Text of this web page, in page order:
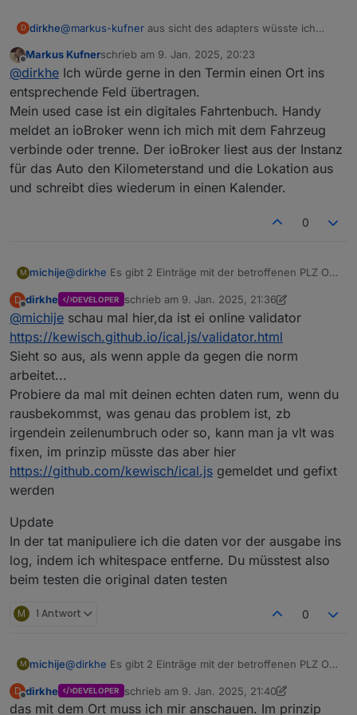
UID:86314248-827C-4045-9D99-A310BFCA0611
\n[PLZ] [ORT]\nDeutschland";X-APPLE-
X-APPLE-RADIUS=0;X-APPLE-
[PLZ] [ORT]
Deutschland:geo:YY.297937,XX.043123
END:VEVENT
BEGIN:VEVENT
DTEND;VALUE=DATE:20170402
LAST-MODIFIED:20170327T091537Z
DTSTAMP:20170331T145915Z
CREATED:20170130T201528Z
\n[PLZ] [ORT]\nDeutschland";X-APPLE-
X-APPLE-REFERENCEFRAME=1;X-TITLE=[Strasse]
[PLZ] [ORT]
Deutschland:geo:YY.297937,XX.043123
D dirkhe@markus-kufner aus sicht des adapters wüsste ich
Offline
Markus Kufnerschrieb am 9. Jan. 2025, 20:23
zuletzt editiert von
@dirkhe Ich würde gerne in den Termin einen Ort ins
entsprechende Feld übertragen.
Mein used case ist ein digitales Fahrtenbuch. Handy
meldet an ioBroker wenn ich mich mit dem Fahrzeug
verbinde oder trenne. Der ioBroker liest aus der Instanz
für das Auto den Kilometerstand und die Lokation aus
und schreibt dies wiederum in einen Kalender.
0
M michije@dirkhe Es gibt 2 Einträge mit der betroffenen PLZ Ort
[] ersetzt:
BEGIN:VEVENT
CREATED:20161211T100017Z
DTEND;TZID=Europe/Berlin:20161226T210000
DTSTAMP:20161211T100017Z
DTSTART;TZID=Europe/Berlin:20161226T140000
LOCATION:[Strasse]\n[PLZ] [ORT]\nDeutschland
SEQUENCE:0
SUMMARY:[EVENT ABC]
UID:86314248-827C-4045-9D99-A310BFCA0611
X-APPLE-STRUCTURED-LOCATION;VALUE=URI;X-
\n[PLZ] [ORT]\nDeutschland";X-APPLE-
BEGIN:VEVENT
DTEND;VALUE=DATE:20170402
LAST-MODIFIED:20170327T091537Z
UID:0F3C0D35-683A-41E6-86CA-4A76A1182CC2
LOCATION:[Strasse]\n[PLZ] [ORT]\nDeutschland
DTSTART;VALUE=DATE:20170401
CREATED:20170130T201528Z
X-APPLE-STRUCTURED-LOCATION;VALUE=URI;X-
D
Offline
dirkhe DEVELOPER schrieb am 9. Jan. 2025, 21:36
zuletzt editiert von dirkhe1. Sept. 2025, 23:38
@michije schau mal hier,da ist ei online validator
https://kewisch.github.io/ical.js/validator.html
Sieht so aus, als wenn apple da gegen die norm
arbeitet...
Probiere da mal mit deinen echten daten rum, wenn du
rausbekommst, was genau das problem ist, zb
irgendein zeilenumbruch oder so, kann man ja vlt was
fixen, im prinzip müsste das aber hier
https://github.com/kewisch/ical.js gemeldet und gefixt
werden
Update
In der tat manipuliere ich die daten vor der ausgabe ins
log, indem ich whitespace entferne. Du müsstest also
beim testen die original daten testen
M 1 Antwort 0
M michije@dirkhe Es gibt 2 Einträge mit der betroffenen PLZ Ort
[] ersetzt:
BEGIN:VEVENT
CREATED:20161211T100017Z
D
Offline
dirkhe DEVELOPER schrieb am 9. Jan. 2025, 21:40
zuletzt editiert von dirkhe1. Sept. 2025, 23:32
das mit dem Ort muss ich mir anschauen. Im prinzip